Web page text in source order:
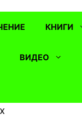
КНИГИ
ВИДЕО